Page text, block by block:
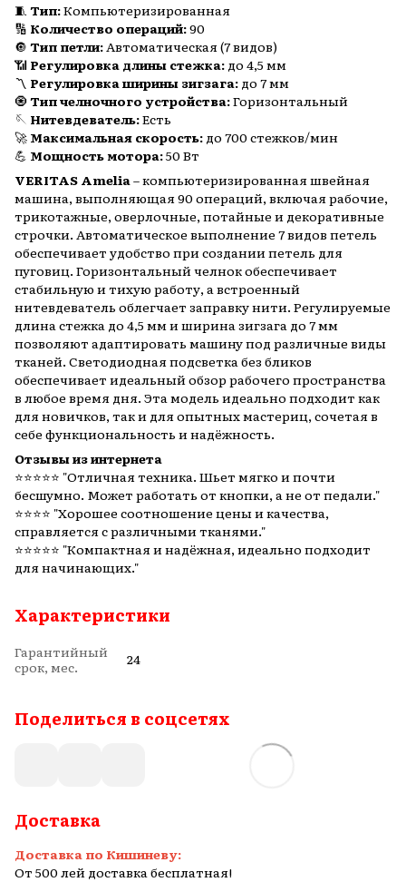
​🧵Тип:Компьютеризированная
🔢 Количество операций:90
🔘 Тип петли:Автоматическая (7 видов)
📶 Регулировка длины стежка: до 4,5 мм
〽️ Регулировка ширины зигзага: до 7 мм
🧿Тип челночного устройства:Горизонтальный
🪡 Нитевдеватель:Есть
🚀 Максимальная скорость: до 700 стежков/мин
💪 Мощность мотора:50 Вт
VERITAS Amelia– компьютеризированная швейная
машина, выполняющая 90 операций, включая рабочие,
трикотажные, оверлочные, потайные и декоративные
строчки. Автоматическое выполнение 7 видов петель
обеспечивает удобство при создании петель для
пуговиц. Горизонтальный челнок обеспечивает
стабильную и тихую работу, а встроенный
нитевдеватель облегчает заправку нити. Регулируемые
длина стежка до 4,5 мм и ширина зигзага до 7 мм
позволяют адаптировать машину под различные виды
тканей. Светодиодная подсветка без бликов
обеспечивает идеальный обзор рабочего пространства
в любое время дня. Эта модель идеально подходит как
для новичков, так и для опытных мастериц, сочетая в
себе функциональность и надёжность.
Отзывы из интернета
⭐️⭐️⭐️⭐️⭐️ "Отличная техника. Шьет мягко и почти
бесшумно. Может работать от кнопки, а не от педали."
⭐️⭐️⭐️⭐️ "Хорошее соотношение цены и качества,
справляется с различными тканями."​
⭐️⭐️⭐️⭐️⭐️ "Компактная и надёжная, идеально подходит
для начинающих."
Характеристики
Гарантийный
срок, мес.
24
Поделиться в соцсетях
Доставка
Доставка по Кишиневу:
От 500 лей доставка бесплатная!